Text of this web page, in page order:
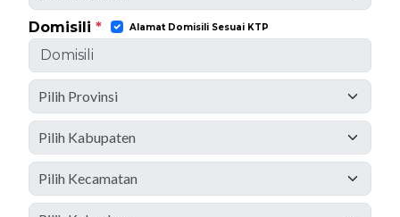
Domisili * Alamat Domisili Sesuai KTP